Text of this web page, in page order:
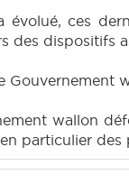
évolué, ces
des dispositifs
Gouvernement
wallon
particulier